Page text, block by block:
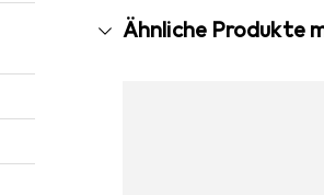
Ähnliche Produkte